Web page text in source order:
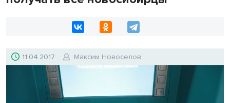
11.04.2017 Максим Новоселов